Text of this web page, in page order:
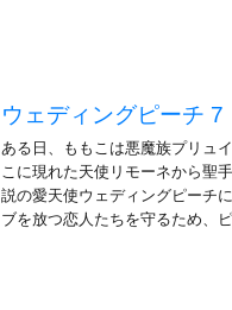
ウェディングピーチ 7
ある日、ももこは悪魔族プリュ
こに現れた天使リモーネから聖
説の愛天使ウェディングピーチ
ブを放つ恋人たちを守るため、